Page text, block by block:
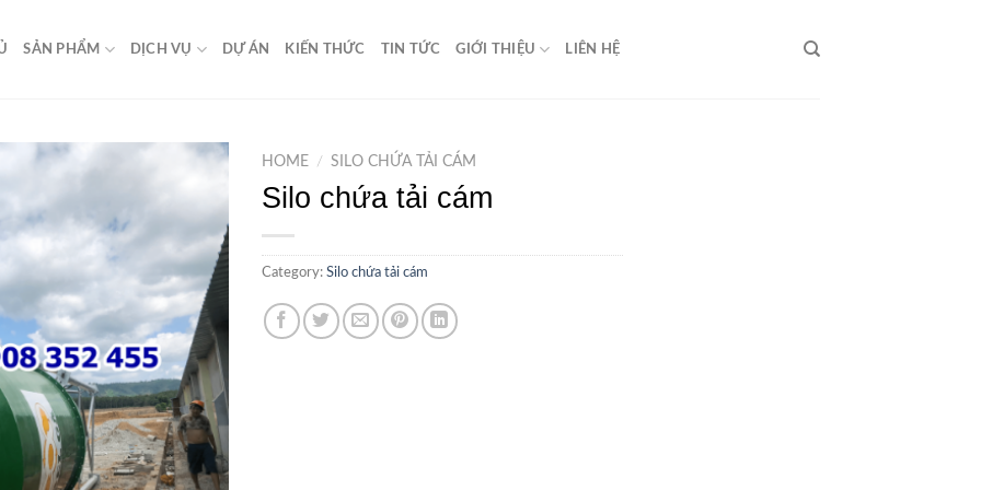
SẢN PHẨM DỊCH VỤ DỰ ÁN KIẾN THỨC TIN TỨC GIỚI THIỆU LIÊN HỆ
HOME / SILO CHỨA TẢI CÁM
Silo chứa tải cám
Category: Silo chứa tải cám